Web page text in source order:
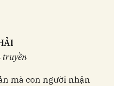
truyền
mà con người nhận